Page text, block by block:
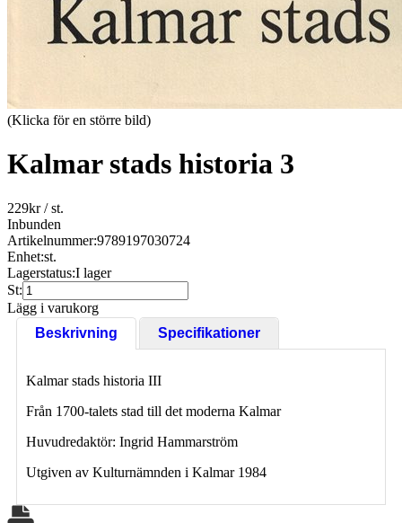
(Klicka för en större bild)
Kalmar stads historia 3
229kr/ st.
Inbunden
Artikelnummer:9789197030724
Enhet:st.
Lagerstatus:I lager
St:
Lägg i varukorg
Beskrivning
Specifikationer
Kalmar stads historia III
Från 1700-talets stad till det moderna Kalmar
Huvudredaktör: Ingrid Hammarström
Utgiven av Kulturnämnden i Kalmar 1984